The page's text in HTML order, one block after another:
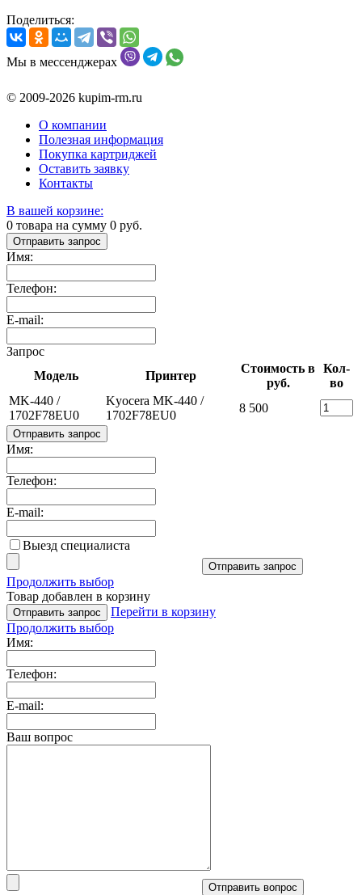
Поделиться:
Мы в мессенджерах
© 2009-2026 kupim-rm.ru
О компании
Полезная информация
Покупка картриджей
Оставить заявку
Контакты
В вашей корзине:
0 товара на сумму 0 руб.
Отправить запрос
Имя:
Телефон:
E-mail:
Запрос
Модель
Принтер
Стоимость в
руб.
Кол-
во
MK-440 /
1702F78EU0
Kyocera MK-440 /
1702F78EU0
8 500
Отправить запрос
Имя:
Телефон:
E-mail:
Выезд специалиста
Отправить запрос
Продолжить выбор
Товар добавлен в корзину
Отправить запрос
Перейти в корзину
Продолжить выбор
Имя:
Телефон:
E-mail:
Ваш вопрос
Отправить вопрос